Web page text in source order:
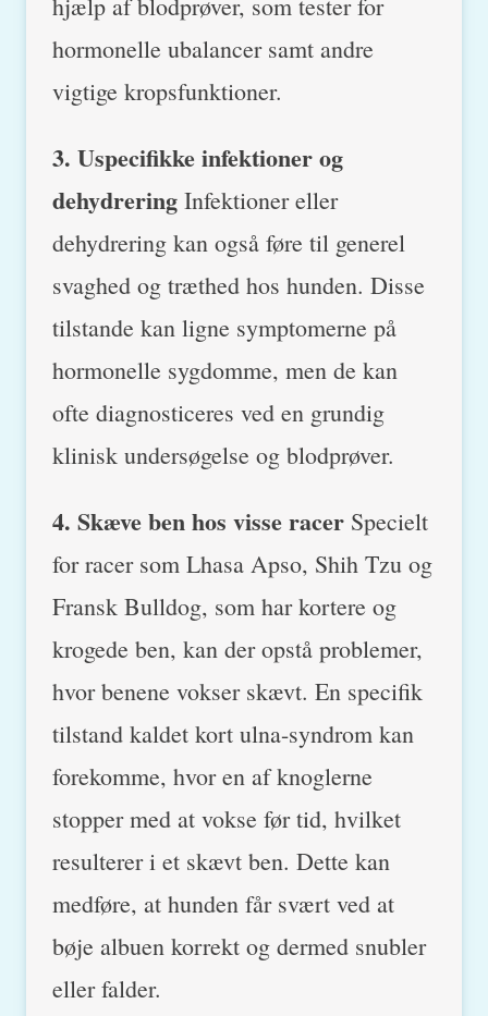
hormonelle ubalancer samt andre
vigtige kropsfunktioner.
3. Uspecifikke infektioner og
dehydrering Infektioner eller
dehydrering kan også føre til generel
svaghed og træthed hos hunden. Disse
tilstande kan ligne symptomerne på
hormonelle sygdomme, men de kan
ofte diagnosticeres ved en grundig
klinisk undersøgelse og blodprøver.
4. Skæve ben hos visse racer Specielt
for racer som Lhasa Apso, Shih Tzu og
Fransk Bulldog, som har kortere og
krogede ben, kan der opstå problemer,
hvor benene vokser skævt. En specifik
tilstand kaldet kort ulna-syndrom kan
forekomme, hvor en af knoglerne
stopper med at vokse før tid, hvilket
resulterer i et skævt ben. Dette kan
medføre, at hunden får svært ved at
bøje albuen korrekt og dermed snubler
eller falder.